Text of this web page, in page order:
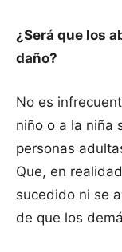
¿Será que los
daño?
No es
niño o a la niña
personas
Que, en
sucedido ni se
de que los